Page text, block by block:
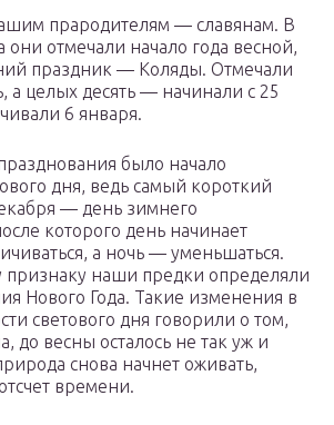
прародителям — славянам. В
они отмечали начало года весной,
праздник — Коляды. Отмечали
а целых десять — начинали с 25
6 января.
было начало
дня, ведь самый короткий
— день зимнего
которого день начинает
а ночь — уменьшаться.
признаку наши предки определяли
Нового Года. Такие изменения в
светового дня говорили о том,
до весны осталось не так уж и
снова начнет оживать,
времени.